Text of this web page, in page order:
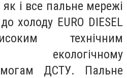
і все пальне мережі
холоду EURO DIESEL
технічним
екологічному
ДСТУ. Пальне